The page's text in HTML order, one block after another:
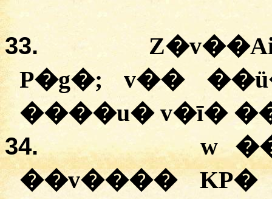
33.
P�g�; v��
����u� v�ī�
34.
w
��v����